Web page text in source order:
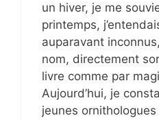
un hiver, je me
printemps,
auparavant
nom, directement
livre comme par
Aujourd’hui, je
jeunes